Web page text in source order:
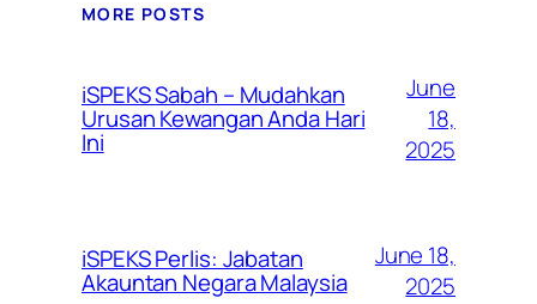
MORE POSTS
iSPEKS Sabah – Mudahkan
Urusan Kewangan Anda Hari
Ini
June
18,
2025
iSPEKS Perlis: Jabatan
Akauntan Negara Malaysia
June 18,
2025